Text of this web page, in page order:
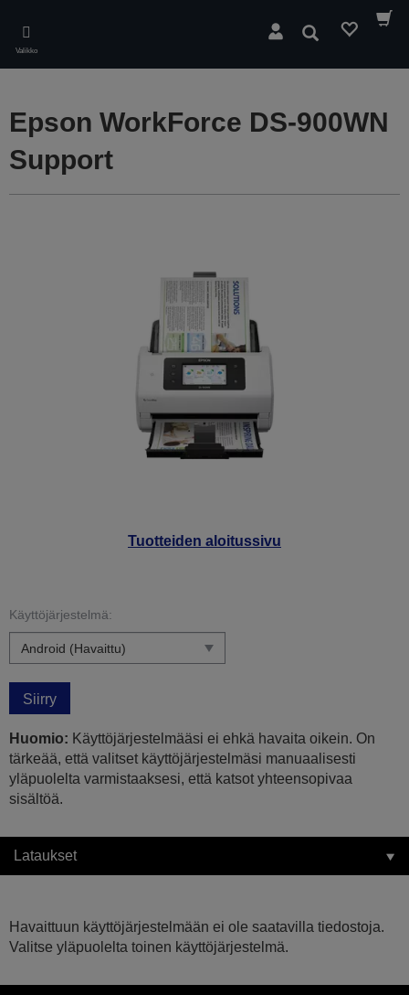
main
content
Valikko
Hae
Tuotteiden aloitussivu
Epson WorkForce DS-900WN
Support
Käyttöjärjestelmä:
Siirry
Huomio: Käyttöjärjestelmääsi ei ehkä havaita oikein. On
tärkeää, että valitset käyttöjärjestelmäsi manuaalisesti
yläpuolelta varmistaaksesi, että katsot yhteensopivaa
sisältöä.
Lataukset
Havaittuun käyttöjärjestelmään ei ole saatavilla tiedostoja.
Valitse yläpuolelta toinen käyttöjärjestelmä.